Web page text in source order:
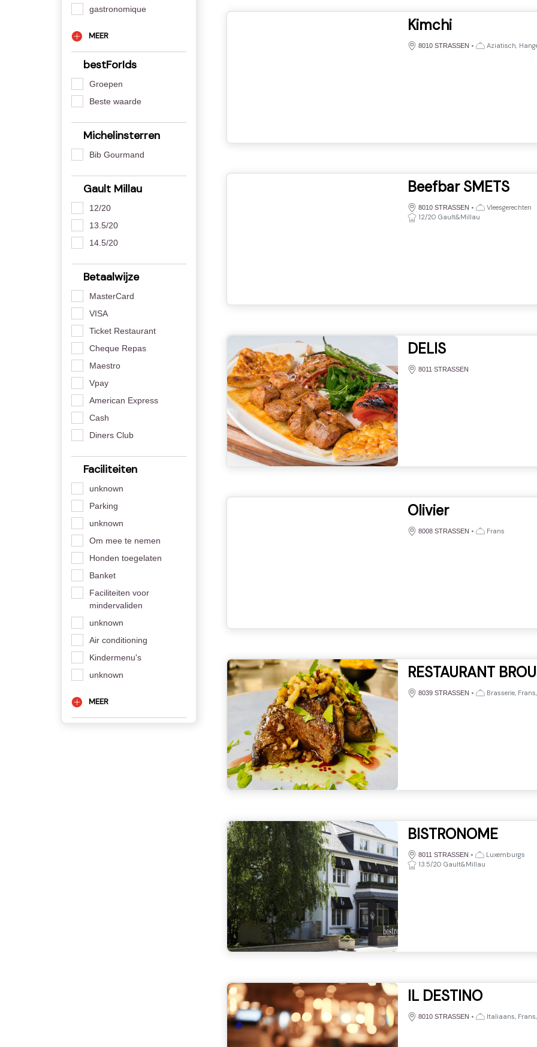
gastronomique
MEER
bestForIds
Groepen
Beste waarde
Michelinsterren
Bib Gourmand
Gault Millau
12/20
13.5/20
14.5/20
Betaalwijze
MasterCard
VISA
Ticket Restaurant
Cheque Repas
Maestro
Vpay
American Express
Cash
Diners Club
Faciliteiten
unknown
Parking
unknown
Om mee te nemen
Honden toegelaten
Banket
Faciliteiten voor
mindervaliden
unknown
Air conditioning
Kindermenu's
unknown
MEER
Kimchi
8010 STRASSEN • Aziatisch,
Beefbar SMETS
8010 STRASSEN •
Vleesgerechten
12/20 Gault&Millau
DELIS
8011 STRASSEN
Olivier
8008 STRASSEN • Frans
RESTAURANT
8039 STRASSEN • Brasserie,
BISTRONOME
8011 STRASSEN •
Luxemburgs
13.5/20 Gault&Millau
IL DESTINO
8010 STRASSEN • Italiaans,